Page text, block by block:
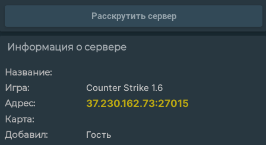
Расскрутить сервер
Информация о сервере
Название:
Игра:
Counter Strike 1.6
Адрес:
37.230.162.73:27015
Карта:
Добавил:
Гость